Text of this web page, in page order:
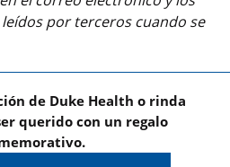
por terceros cuando se
de Duke Health o rinda
querido con un regalo